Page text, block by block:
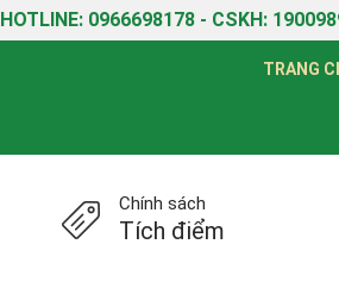
HOTLINE: 0966698178 - CSKH:
TRANG
Chính sách
Tích điểm